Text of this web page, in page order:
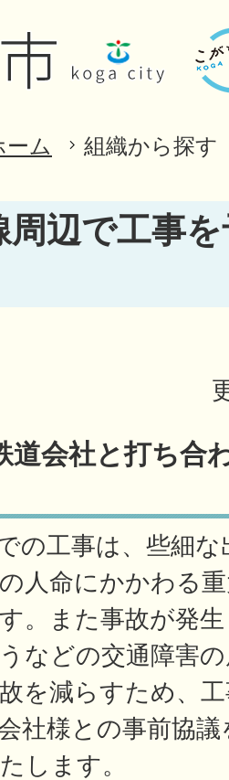
ーム 組織から探す
周辺で工事
道会社と打ち合
の工事は、些細
人命にかかわる
。また事故が発
などの交通障害
を減らすため、
社様との事前協
します。